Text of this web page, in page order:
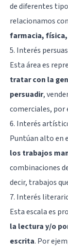
de diferentes
relacionamos con
farmacia,
5. Interés
Esta área es
tratar con la
persuadir,
comerciales, por
6. Interés
Puntúan alto en
los trabajos
combinaciones
decir, trabajos
7. Interés
Esta escala es
la lectura y/o
escrita. Por